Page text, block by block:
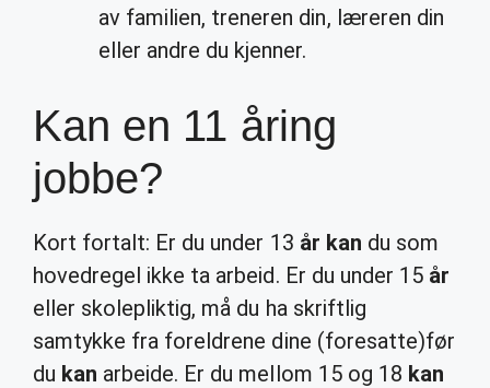
av familien, treneren din, læreren din
eller andre du kjenner.
Kan en 11 åring
jobbe?
Kort fortalt: Er du under 13 år kan du som
hovedregel ikke ta arbeid. Er du under 15 år
eller skolepliktig, må du ha skriftlig
samtykke fra foreldrene dine (foresatte)før
du kan arbeide. Er du mellom 15 og 18 kan